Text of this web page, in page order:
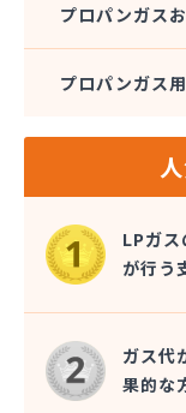
(株)フジテック
(株)フジプロ
(株)フジプロ
(株)ホクト
(株)ホクト 相
(株)マクタ
(株)マスダ
(株)マスダエレ
(株)マルエイ
(株)ミツウロ
(株)ミツウロ
(株)ミツウロ
(株)ミツウロコ
プロパンガス
プロパンガス
LPガ
が行う
ガス代
果的な